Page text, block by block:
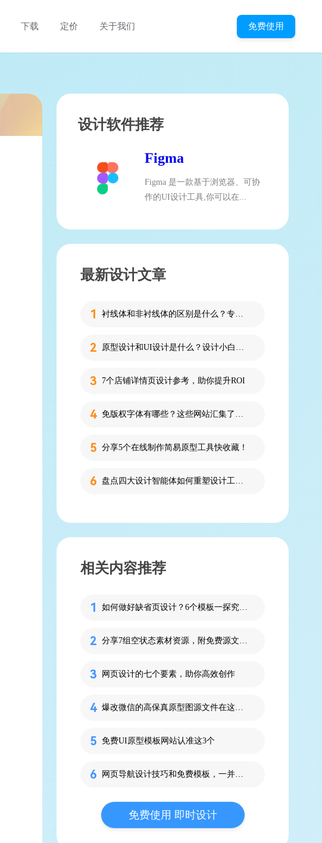
下载 定价 关于我们 免费使用
设计软件推荐
Figma
Figma 是一款基于浏览器、可协
作的UI设计工具,你可以在...
最新设计文章
衬线体和非衬线体的区别是什么？专为设计新人解答！
原型设计和UI设计是什么？设计小白必看的科普！
7个店铺详情页设计参考，助你提升ROI
免版权字体有哪些？这些网站汇集了近百款免版权字体！
分享5个在线制作简易原型工具快收藏！
盘点四大设计智能体如何重塑设计工作流
相关内容推荐
如何做好缺省页设计？6个模板一探究竟！
分享7组空状态素材资源，附免费源文件！
网页设计的七个要素，助你高效创作
爆改微信的高保真原型图源文件在这里！
免费UI原型模板网站认准这3个
网页导航设计技巧和免费模板，一并分享！
免费使用 即时设计